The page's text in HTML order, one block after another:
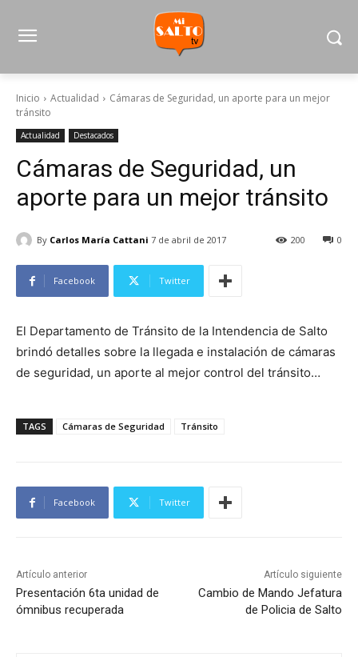
Inicio Actualidad
Cámaras de Seguridad, un aporte para un mejor
tránsito
Actualidad Destacados
Cámaras de Seguridad, un
aporte para un mejor tránsito
By Carlos María Cattani 7 de abril de 2017 0
200
Facebook Twitter
El Departamento de Tránsito de la Intendencia de Salto
brindó detalles sobre la llegada e instalación de cámaras
de seguridad, un aporte al mejor control del tránsito…
TAGS Cámaras de Seguridad Tránsito
Facebook Twitter
Artículo anterior
Presentación 6ta unidad de
ómnibus recuperada
Artículo siguiente
Cambio de Mando Jefatura
de Policia de Salto